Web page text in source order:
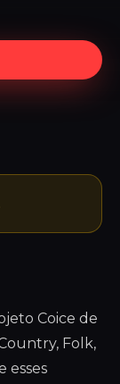
Coice de
Folk,
esses